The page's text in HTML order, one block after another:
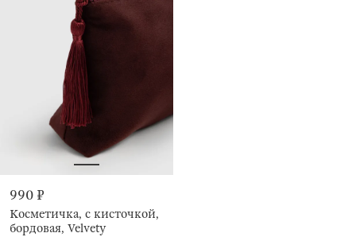
990 ₽
Косметичка, с кисточкой,
бордовая, Velvety